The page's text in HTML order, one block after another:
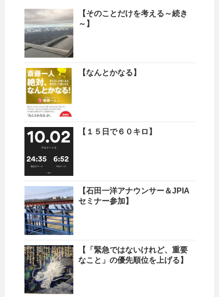
【そのことだけを考える～続き
～】
【なんとかなる】
【１５日で６０キロ】
【石田一洋アナウンサー＆JPIA
セミナー参加】
【「緊急ではないけれど、重要
なこと」の優先順位を上げる】